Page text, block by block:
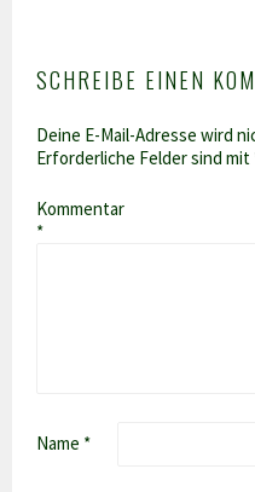
SCHREIBE EINEN
Deine E-Mail-Adresse wird
Erforderliche Felder sind mit
Kommentar
*
Name *